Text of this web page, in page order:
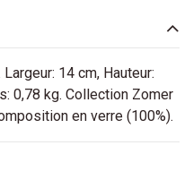
14 cm, Hauteur:
0,78 kg. Collection Zomer
en verre (100%).